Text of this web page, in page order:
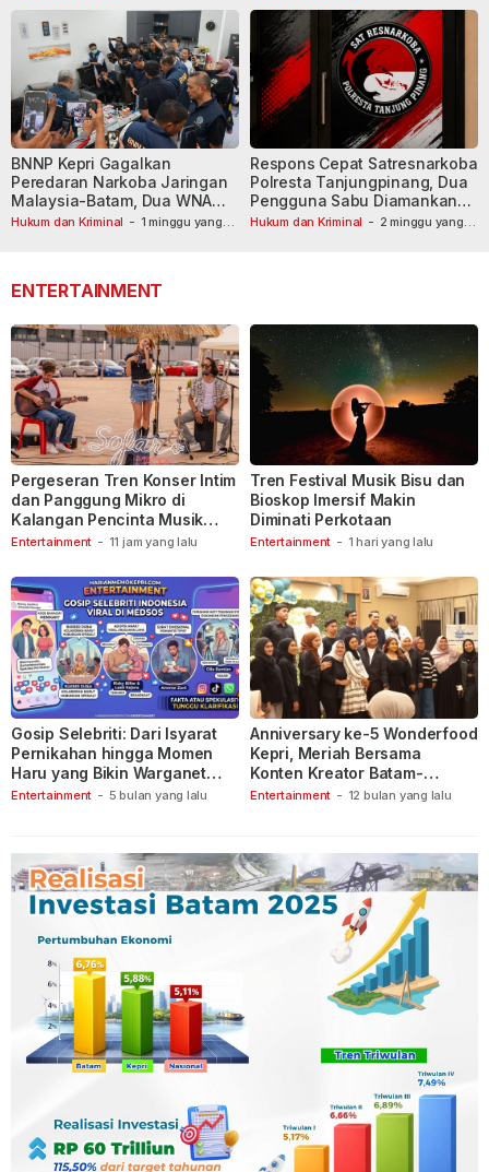
Hukum dan Kriminal - 1 minggu yang
BNNP Kepri Gagalkan
Peredaran Narkoba Jaringan
Malaysia-Batam, Dua WNA
Masih Diburu
Hukum dan Kriminal - 2 minggu yang
Respons Cepat Satresnarkoba
Polresta Tanjungpinang, Dua
Pengguna Sabu Diamankan
Usai Dilaporkan ke Call Center
ENTERTAINMENT
Entertainment - 11 jam yang lalu
Pergeseran Tren Konser Intim
dan Panggung Mikro di
Kalangan Pencinta Musik
Indonesia
Entertainment - 1 hari yang lalu
Tren Festival Musik Bisu dan
Bioskop Imersif Makin
Diminati Perkotaan
Entertainment - 5 bulan yang lalu
Gosip Selebriti: Dari Isyarat
Pernikahan hingga Momen
Haru yang Bikin Warganet
Berspekulasi
Entertainment - 12 bulan yang lalu
Anniversary ke-5 Wonderfood
Kepri, Meriah Bersama
Konten Kreator Batam-
Tanjungpinang